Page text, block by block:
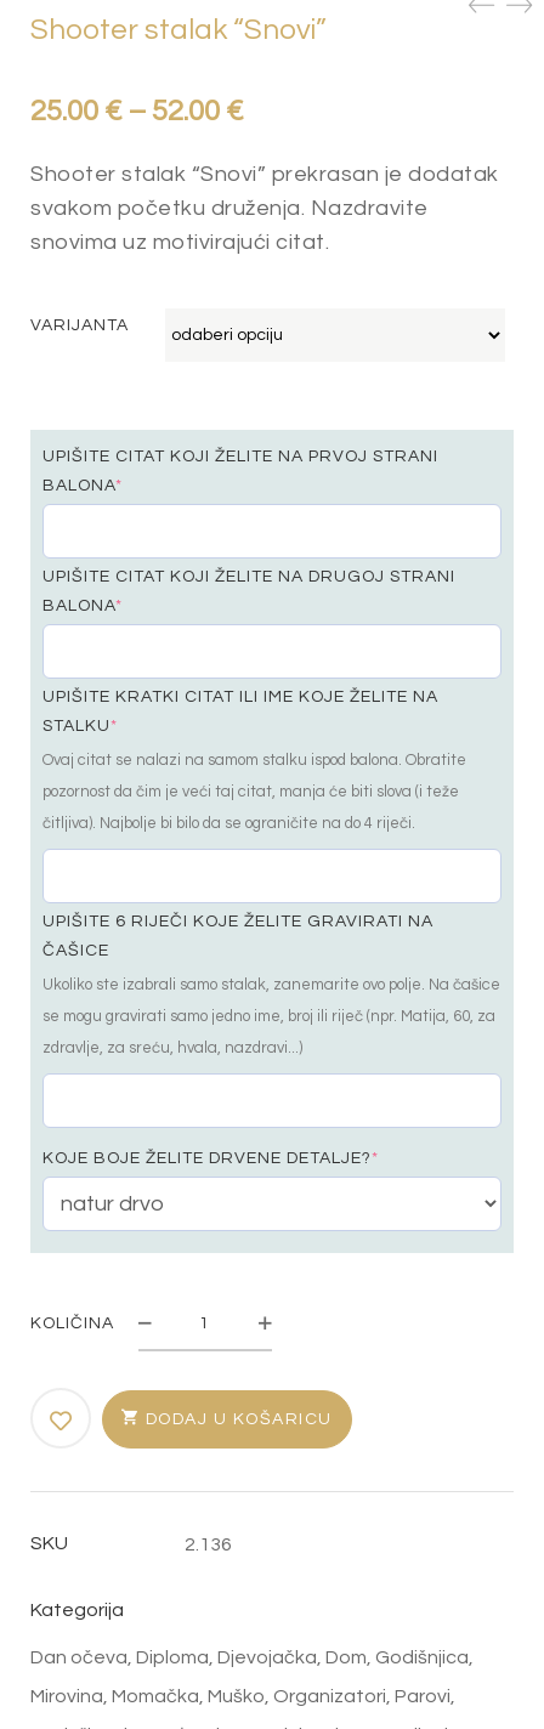
Shooter stalak “Snovi”
25.00 € – 52.00 €
Shooter stalak “Snovi” prekrasan je dodatak
svakom početku druženja. Nazdravite
snovima uz motivirajući citat.
VARIJANTA
UPIŠITE CITAT KOJI ŽELITE NA PRVOJ STRANI
BALONA*
UPIŠITE CITAT KOJI ŽELITE NA DRUGOJ STRANI
BALONA*
UPIŠITE KRATKI CITAT ILI IME KOJE ŽELITE NA
STALKU*
Ovaj citat se nalazi na samom stalku ispod balona. Obratite
pozornost da čim je veći taj citat, manja će biti slova (i teže
čitljiva). Najbolje bi bilo da se ograničite na do 4 riječi.
UPIŠITE 6 RIJEČI KOJE ŽELITE GRAVIRATI NA
ČAŠICE
Ukoliko ste izabrali samo stalak, zanemarite ovo polje. Na čašice
se mogu gravirati samo jedno ime, broj ili riječ (npr. Matija, 60, za
zdravlje, za sreću, hvala, nazdravi...)
KOJE BOJE ŽELITE DRVENE DETALJE?*
KOLIČINA
SHOOTER
STALAK
KOLIČINA
DODAJ U KOŠARICU
SKU 2.136
Kategorija
Dan očeva Diploma Djevojačka Dom Godišnjica
Mirovina Momačka Muško Organizatori Parovi